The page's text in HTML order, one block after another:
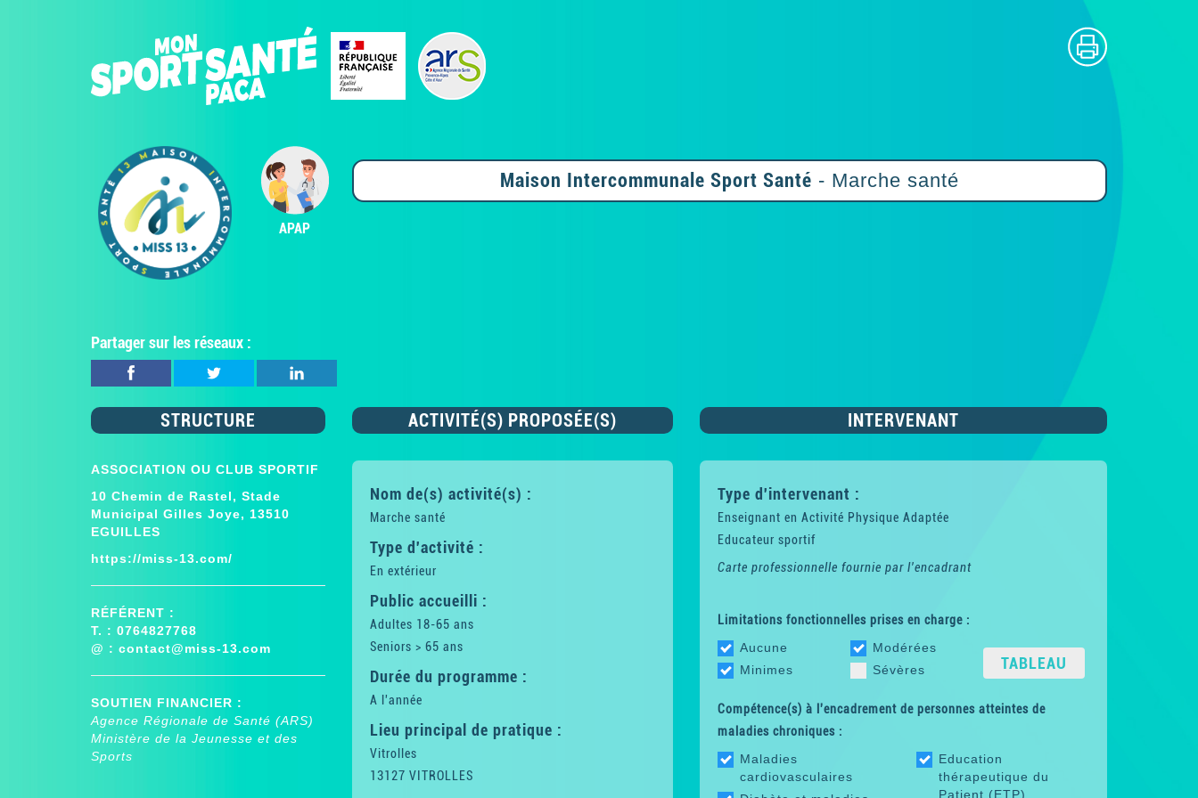
APAP
Maison Intercommunale Sport Santé - Marche santé
Partager sur les réseaux :
STRUCTURE
ASSOCIATION OU CLUB SPORTIF
10 Chemin de Rastel, Stade
Municipal Gilles Joye, 13510
EGUILLES
https://miss-13.com/
RÉFÉRENT :
T. : 0764827768
@ : contact@miss-13.com
SOUTIEN FINANCIER :
Agence Régionale de Santé (ARS)
Ministère de la Jeunesse et des
Sports
ACTIVITÉ(S) PROPOSÉE(S)
Nom de(s) activité(s) :
Marche santé
Type d'activité :
En extérieur
Public accueilli :
Adultes 18-65 ans
Seniors > 65 ans
Durée du programme :
A l'année
Lieu principal de pratique :
Vitrolles
13127 VITROLLES
INTERVENANT
Type d'intervenant :
Enseignant en Activité Physique Adaptée
Educateur sportif
Carte professionnelle fournie par l'encadrant
Limitations fonctionnelles prises en charge :
Aucune
Minimes
Modérées
Sévères
TABLEAU
Compétence(s) à l'encadrement de personnes atteintes de
maladies chroniques :
Maladies
cardiovasculaires
Education
thérapeutique du
Patient (ETP)